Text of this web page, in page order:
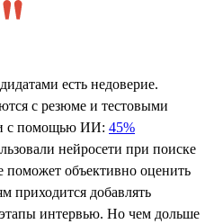
есть недоверие.
с резюме и тестовыми
с помощью ИИ: 45%
нейросети при поиске
объективно оценить
приходится добавлять
интервью. Но чем дольше